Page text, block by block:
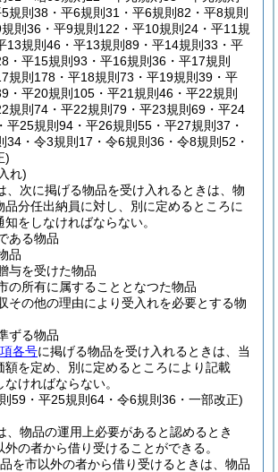
規則38・平6規則31・平6規則82・平8規則
則36・平9規則122・平10規則24・平11規
13規則46・平13規則89・平14規則33・平
・平15規則93・平16規則36・平17規則
規則178・平18規則73・平19規則39・平
・平20規則105・平21規則46・平22規則
規則74・平22規則79・平23規則69・平24
平25規則94・平26規則55・平27規則37・
34・令3規則17・令6規則36・令8規則52・
)
れ)
、次に掲げる物品を受け入れるときは、物
品分任出納員に対し、別に定めるところに
をしなければならない。
ある物品
品
与を受けた物品
の所有に属することとなつた物品
その他の理由により受入れを必要とする物
ずる物品
各号に掲げる物品を受け入れるときは、当
額を定め、別に定めるところにより記載
ければならない。
59・平25規則64・令6規則36・一部改正)
、物品の運用上必要があると認めるとき
の者から借り受けることができる。
を市以外の者から借り受けるときは、物品